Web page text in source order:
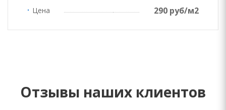
Цена 290 руб/м2
Отзывы наших клиентов